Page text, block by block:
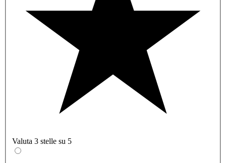
Valuta 3 stelle su 5